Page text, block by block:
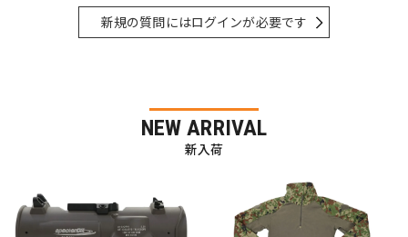
新規の質問にはログインが必要です
NEW ARRIVAL
新入荷